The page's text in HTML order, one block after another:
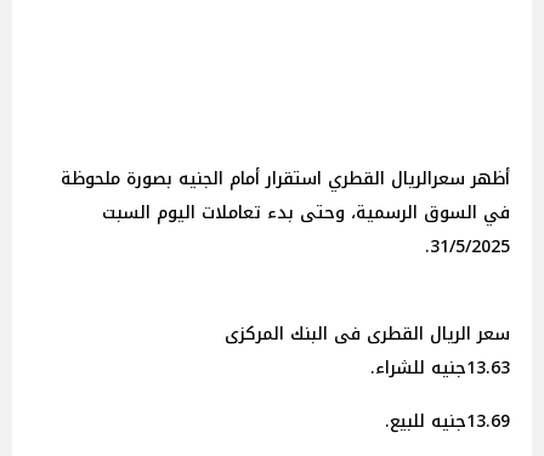
أظهر سعرالريال القطري استقرار أمام الجنيه بصورة ملحوظة
في السوق الرسمية، وحتى بدء تعاملات اليوم السبت
31/5/2025.
سعر الريال القطرى فى البنك المركزى
13.63جنيه للشراء.
13.69جنيه للبيع.